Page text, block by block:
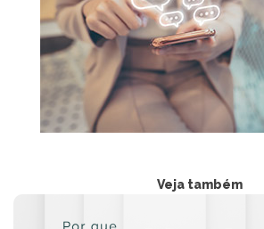
Veja também